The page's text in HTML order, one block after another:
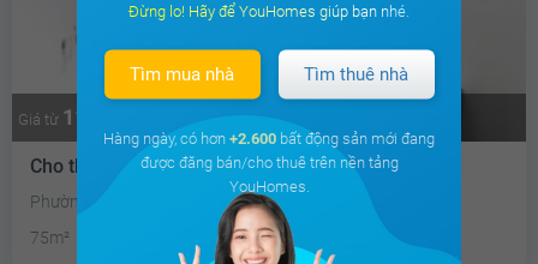
Giá từ 11.4 triệu Thương lượng
Cho thuê căn hộ chung cư Cityland Park Hills
Phường 10, Quận Gò Vấp, Hồ Chí Minh
75m²
Nam
Đừng lo! Hãy để YouHomes giúp bạn nhé.
Tìm mua nhà Tìm thuê nhà
Hàng ngày, có hơn +2.600 bất động sản mới đang
được đăng bán/cho thuê trên nền tảng
YouHomes.